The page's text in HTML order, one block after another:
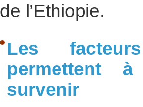
de l’Ethiopie.
Les
permettent
survenir